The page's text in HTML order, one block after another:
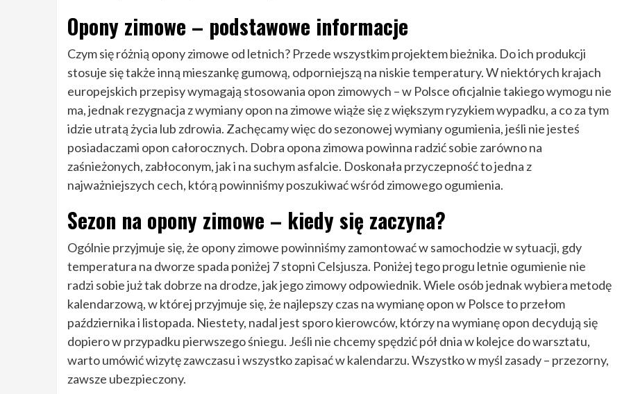
Opony zimowe – podstawowe informacje
Czym się różnią opony zimowe od letnich? Przede wszystkim projektem bieżnika. Do ich produkcji
stosuje się także inną mieszankę gumową, odporniejszą na niskie temperatury. W niektórych krajach
europejskich przepisy wymagają stosowania opon zimowych – w Polsce oficjalnie takiego wymogu nie
ma, jednak rezygnacja z wymiany opon na zimowe wiąże się z większym ryzykiem wypadku, a co za tym
idzie utratą życia lub zdrowia. Zachęcamy więc do sezonowej wymiany ogumienia, jeśli nie jesteś
posiadaczami opon całorocznych. Dobra opona zimowa powinna radzić sobie zarówno na
zaśnieżonych, zabłoconym, jak i na suchym asfalcie. Doskonała przyczepność to jedna z
najważniejszych cech, którą powinniśmy poszukiwać wśród zimowego ogumienia.
Sezon na opony zimowe – kiedy się zaczyna?
Ogólnie przyjmuje się, że opony zimowe powinniśmy zamontować w samochodzie w sytuacji, gdy
temperatura na dworze spada poniżej 7 stopni Celsjusza. Poniżej tego progu letnie ogumienie nie
radzi sobie już tak dobrze na drodze, jak jego zimowy odpowiednik. Wiele osób jednak wybiera metodę
kalendarzową, w której przyjmuje się, że najlepszy czas na wymianę opon w Polsce to przełom
października i listopada. Niestety, nadal jest sporo kierowców, którzy na wymianę opon decydują się
dopiero w przypadku pierwszego śniegu. Jeśli nie chcemy spędzić pół dnia w kolejce do warsztatu,
warto umówić wizytę zawczasu i wszystko zapisać w kalendarzu. Wszystko w myśl zasady – przezorny,
zawsze ubezpieczony.